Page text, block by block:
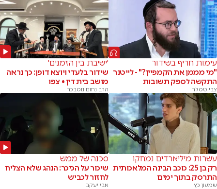
עימות חריף בשידור
"מי מממן את הקמפיין?" - לייטנר
התקשה לספק תשובות
צבי טסלר
'ישיבת בין הזמנים'
שידור בלעדי ויוצא דופן: כך נראה
מושב בית דין • צפו
הרב נחום נוסבכר
עשרות מיליארדים נמחקו
רק בן 25: כוכב הבינה המלאכותית
התרסק בתוך ימים
שמעון כץ
סכנה של ממש
שיכור על הכיכר: הנהג שלא הצליח
לחזור לכביש
אבי יעקב